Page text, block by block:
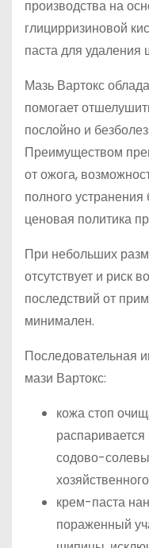
производства на
глицирризиновой
паста для удаления
Мазь Вартокс
помогает
послойно и
Преимуществом
от ожога,
полного
ценовая политика
При небольших
отсутствует и риск
последствий от
минимален.
Последовательная
мази Вартокс:
кожа стоп
содово-
крем-паста
пораженный